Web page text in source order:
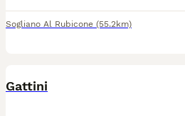
Sogliano Al Rubicone (55.2km)
Gattini